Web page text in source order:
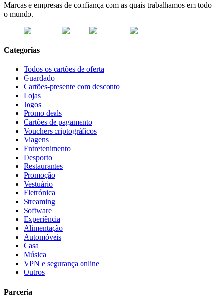
Marcas e empresas de confiança com as quais trabalhamos em todo
o mundo.
Categorias
Todos os cartões de oferta
Guardado
Cartões-presente com desconto
Lojas
Jogos
Promo deals
Cartões de pagamento
Vouchers criptográficos
Viagens
Entretenimento
Desporto
Restaurantes
Promoção
Vestuário
Eletrónica
Streaming
Software
Experiência
Alimentação
Automóveis
Casa
Música
VPN e segurança online
Outros
Parceria